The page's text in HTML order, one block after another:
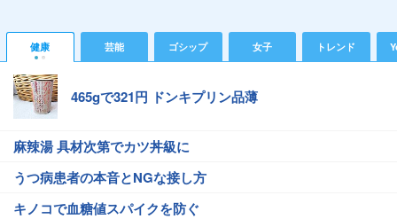
健康 芸能 ゴシップ 女子 トレンド
465gで321円 ドンキプリン品薄
麻辣湯 具材次第でカツ丼級に
うつ病患者の本音とNGな接し方
キノコで血糖値スパイクを防ぐ